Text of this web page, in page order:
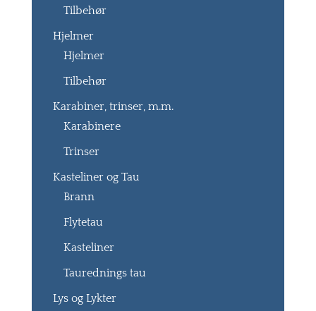
Tilbehør
Hjelmer
Hjelmer
Tilbehør
Karabiner, trinser, m.m.
Karabinere
Trinser
Kasteliner og Tau
Brann
Flytetau
Kasteliner
Taurednings tau
Lys og Lykter